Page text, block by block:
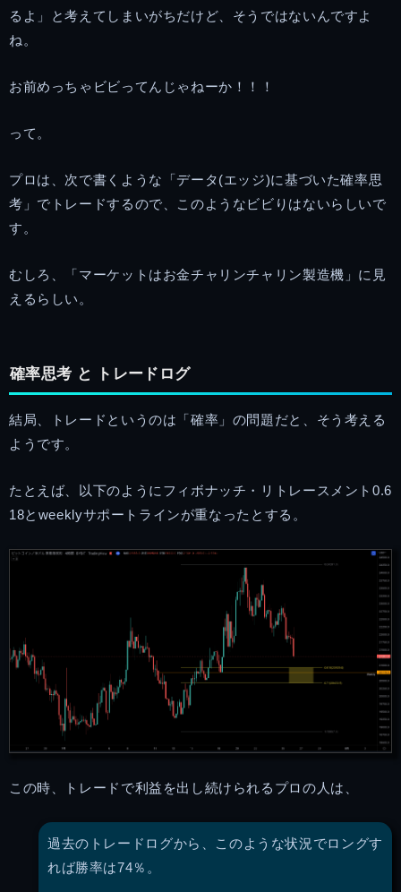
るよ」と考えてしまいがちだけど、そうではないんですよ
ね。
お前めっちゃビビってんじゃねーか！！！
って。
プロは、次で書くような「データ(エッジ)に基づいた確率思
考」でトレードするので、このようなビビりはないらしいで
す。
むしろ、「マーケットはお金チャリンチャリン製造機」に見
えるらしい。
確率思考 と トレードログ
結局、トレードというのは「確率」の問題だと、そう考える
ようです。
たとえば、以下のようにフィボナッチ・リトレースメント0.6
18とweeklyサポートラインが重なったとする。
この時、トレードで利益を出し続けられるプロの人は、
過去のトレードログから、このような状況でロングす
れば勝率は74％。